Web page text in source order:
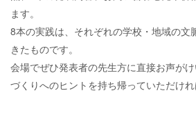
ます。
8本の実践は、それぞれの学校・地域の文
きたものです。
会場でぜひ発表者の先生方に直接お声が
づくりへのヒントを持ち帰っていただけれ